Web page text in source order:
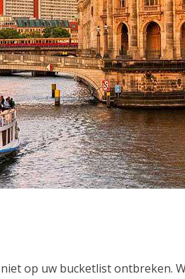
op uw bucketlist ontbreken.
Reisinspiratie